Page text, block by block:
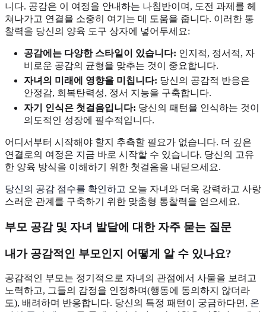
니다. 공감은 이 여정을 안내하는 나침반이며, 도전 과제를 헤
쳐나가고 연결을 소중히 여기는 데 도움을 줍니다. 이러한 통
찰력을 당신의 양육 도구 상자에 넣어두세요:
공감에는 다양한 스타일이 있습니다: 인지적, 정서적, 자
비로운 공감의 균형을 맞추는 것이 중요합니다.
자녀의 미래에 영향을 미칩니다: 당신의 공감적 반응은
안정감, 회복탄력성, 정서 지능을 구축합니다.
자기 인식은 첫걸음입니다: 당신의 패턴을 인식하는 것이
의도적인 성장에 필수적입니다.
어디서부터 시작해야 할지 추측할 필요가 없습니다. 더 깊은
연결로의 여정은 지금 바로 시작할 수 있습니다. 당신의 고유
한 양육 방식을 이해하기 위한 첫걸음을 내딛으세요.
당신의 공감 점수를 확인하고 오늘 자녀와 더욱 강력하고 사랑
스러운 관계를 구축하기 위한 맞춤형 통찰력을 얻으세요.
부모 공감 및 자녀 발달에 대한 자주 묻는 질문
내가 공감적인 부모인지 어떻게 알 수 있나요?
공감적인 부모는 정기적으로 자녀의 관점에서 사물을 보려고
노력하고, 그들의 감정을 인정하며(행동에 동의하지 않더라
도), 배려하며 반응합니다. 당신의 특정 패턴이 궁금하다면, 온